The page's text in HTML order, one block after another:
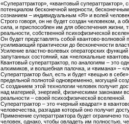
«Суператтрактор», «квантовый суператтрактор»,
потенциалом бесконечной мерности,
сознанием – индивидуальным «Я» и волей
Строго говоря, он не будет создан человеком, а
сила, и приспособлен им для обеспечения жизни,
реальности, собственной психофизической
Он будет представлять собой квантово-
усиливающий практически до бесконечности
Усиление властно-волевых операторских функций
запутанных состояний, как «нелокальные
Квантовый суператтрактор, по аналогиям – это
алхимиков, и волшебная палочка, и «вимана» –
Суператтрактор был, есть и будет «вещью в
предельной полнотой одновременно, могущей
С созданием этой технологии человек получит
над материей, энергией, физическими законами
реальности – своей психофизической вселенной.
Суператтрактор – это «черный квадрат» в
человечества, разгадав который оно получит
Применение суператтрактора будет ограничено
человек, однако, чтобы овладеть им полностью,